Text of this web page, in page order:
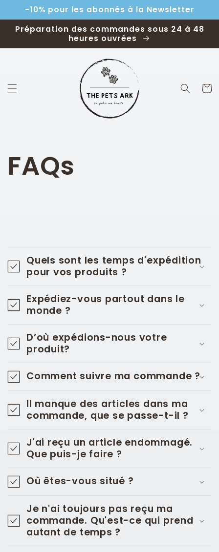
passer
au
contenu
-10% pour les abonnés à la Newsletter
Préparation des commandes sous 24 à 48
heures ouvrées
Panier
FAQs
o
n
e
u
r
é
d
c
i
b
l
e
Quels sont les temps d'expédition
pour vos produits ?
Expédiez-vous partout dans le
monde ?
D’où expédions-nous votre
produit?
Comment suivre ma commande ?
Il manque des articles dans ma
commande, que se passe-t-il ?
J'ai reçu un article endommagé.
Que puis-je faire ?
Où êtes-vous situé ?
Je n'ai toujours pas reçu ma
commande. Qu'est-ce qui prend
autant de temps ?